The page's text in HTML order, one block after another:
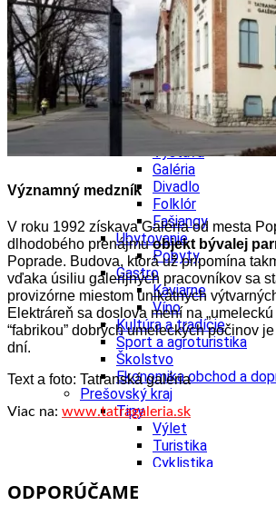
Ekonomika obchod a
Košický kraj
Výlet
Turistika
Cyklistika
Hrady
Podujatia
Výstava
Galéria
Divadlo
Folklór
Fašiangy
Ubytovanie
Pobyty
Gastro
Kaviarne
Víno
Kultúra a tradície
Šport a agroturistika
Školstvo
Ekonomika obchod a
Prešovský kraj
Tipy
Výlet
Turistika
Cyklistika
Podujatia
Významný medzník
V roku 1992 získava Galéria od mesta
dlhodobého prenájmuobjekt bývalej
Poprade. Budova, ktorá už pripomína
vďaka úsiliu galerijných pracovníkov sa
provizórne miestom unikátnych
Elektráreň sa doslova mení na „umeleckú
“fabrikou” dobrých umeleckých počinov
dní.
Text a foto: Tatranská galéria
Viac na: www.tatragaleria.sk
ODPORÚČAME